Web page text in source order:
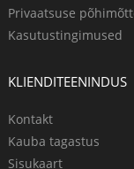
Privaatsuse
Kasutustingimused
KLIENDITEENINDUS
Kontakt
Kauba tagastus
Sisukaart